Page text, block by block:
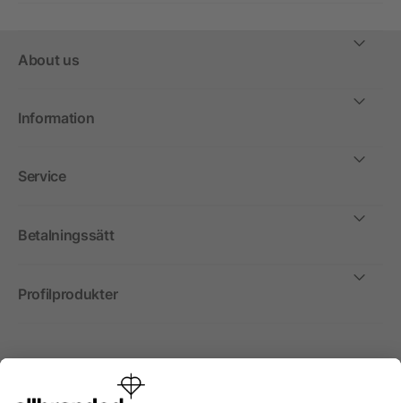
About us
Information
Service
Betalningssätt
Profilprodukter
Internationellt